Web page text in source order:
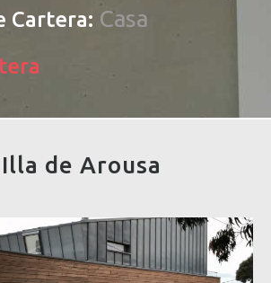
Cartera: Casa
Illa de Arousa